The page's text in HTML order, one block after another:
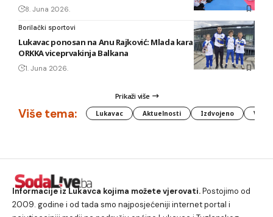
8. Juna 2026.
Borilački sportovi
Lukavac ponosan na Anu Rajković: Mlada karatistkinja KBS
ORKKA viceprvakinja Balkana
1. Juna 2026.
Prikaži više
Više tema: Lukavac Aktuelnosti Izdvojeno
Informacije iz Lukavca kojima možete vjerovati.Postojimo od
2009. godine i od tada smo najposjećeniji internet portal i